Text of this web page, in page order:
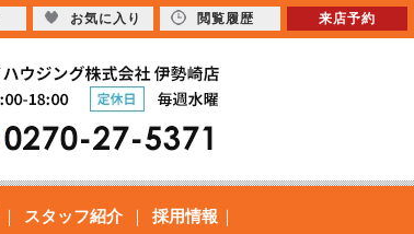
スタッフ紹介 採用情報
お気に入り 閲覧履歴 来店予約